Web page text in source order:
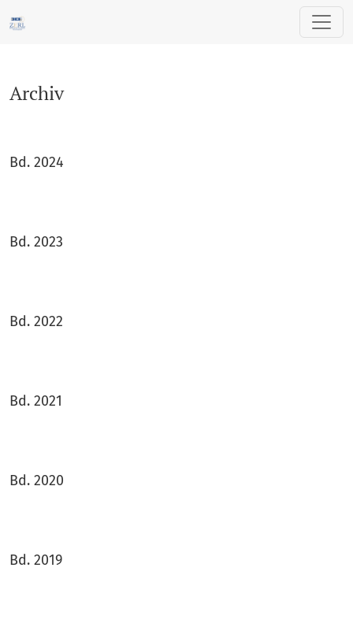
Archiv
Bd. 2024
Bd. 2023
Bd. 2022
Bd. 2021
Bd. 2020
Bd. 2019